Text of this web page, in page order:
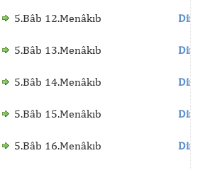
5.Bâb 12.Menâkıb
5.Bâb 13.Menâkıb
5.Bâb 14.Menâkıb
5.Bâb 15.Menâkıb
5.Bâb 16.Menâkıb